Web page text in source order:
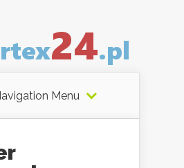
Menu